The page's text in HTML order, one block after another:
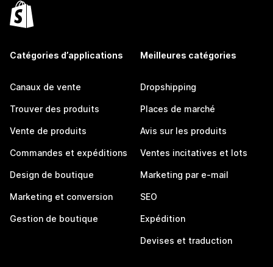
Catégories d’applications
Canaux de vente
Trouver des produits
Vente de produits
Commandes et expéditions
Design de boutique
Marketing et conversion
Gestion de boutique
Meilleures catégories
Dropshipping
Places de marché
Avis sur les produits
Ventes incitatives et lots
Marketing par e-mail
SEO
Expédition
Devises et traduction